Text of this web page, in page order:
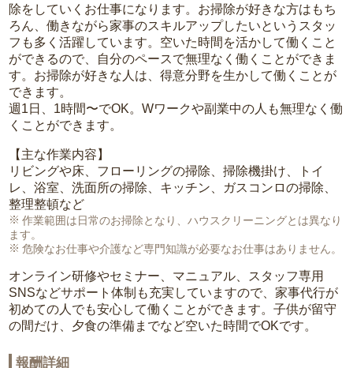
除をしていくお仕事になります。お掃除が好きな方はもち
ろん、働きながら家事のスキルアップしたいというスタッ
フも多く活躍しています。空いた時間を活かして働くこと
ができるので、自分のペースで無理なく働くことができま
す。お掃除が好きな人は、得意分野を生かして働くことが
できます。
週1日、1時間〜でOK。Wワークや副業中の人も無理なく働
くことができます。
【主な作業内容】
リビングや床、フローリングの掃除、掃除機掛け、トイ
レ、浴室、洗面所の掃除、キッチン、ガスコンロの掃除、
整理整頓など
作業範囲は日常のお掃除となり、ハウスクリーニングとは異なり
ます。
危険なお仕事や介護など専門知識が必要なお仕事はありません。
オンライン研修やセミナー、マニュアル、スタッフ専用
SNSなどサポート体制も充実していますので、家事代行が
初めての人でも安心して働くことができます。子供が留守
の間だけ、夕食の準備までなど空いた時間でOKです。
報酬詳細